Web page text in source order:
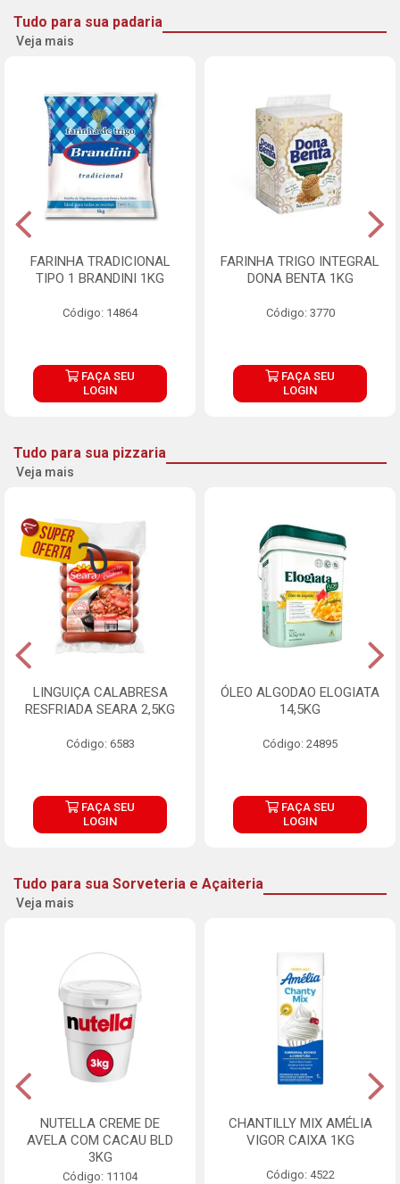
Tudo para sua padaria
Veja mais
FARINHA TRADICIONAL
TIPO 1 BRANDINI 1KG
Código: 14864
FAÇA SEU
LOGIN
FARINHA TRIGO INTEGRAL
DONA BENTA 1KG
Código: 3770
FAÇA SEU
LOGIN
Tudo para sua pizzaria
Veja mais
LINGUIÇA CALABRESA
RESFRIADA SEARA 2,5KG
Código: 6583
FAÇA SEU
LOGIN
ÓLEO ALGODAO ELOGIATA
14,5KG
Código: 24895
FAÇA SEU
LOGIN
Tudo para sua Sorveteria e Açaiteria
Veja mais
NUTELLA CREME DE
AVELA COM CACAU BLD
3KG
Código: 11104
CHANTILLY MIX AMÉLIA
VIGOR CAIXA 1KG
Código: 4522